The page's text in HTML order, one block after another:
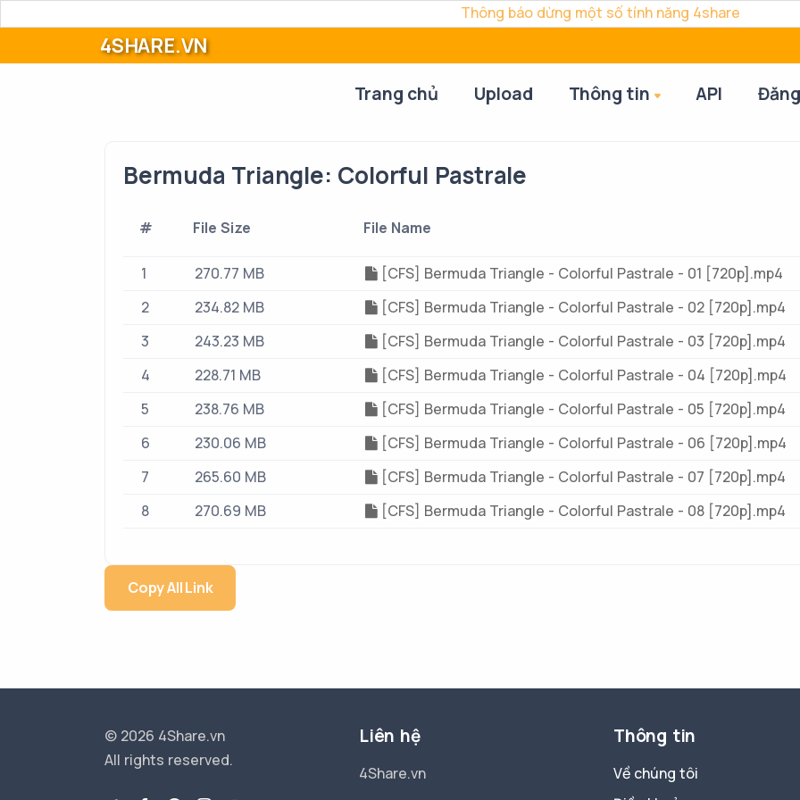
Thông báo dừng một số tính năng 4share
4SHARE.VN
Trang chủ Upload Thông tin API
Bermuda Triangle: Colorful Pastrale
# File Size File Name
1 270.77 MB
[CFS] Bermuda Triangle - Colorful Pastrale - 01 [720p].mp4
2
234.82 MB
[CFS] Bermuda Triangle - Colorful Pastrale - 02 [720p].mp4
3
243.23 MB
[CFS] Bermuda Triangle - Colorful Pastrale - 03 [720p].mp4
4
228.71 MB
[CFS] Bermuda Triangle - Colorful Pastrale - 04 [720p].mp4
5
238.76 MB
[CFS] Bermuda Triangle - Colorful Pastrale - 05 [720p].mp4
6
230.06 MB
[CFS] Bermuda Triangle - Colorful Pastrale - 06 [720p].mp4
7
265.60 MB
[CFS] Bermuda Triangle - Colorful Pastrale - 07 [720p].mp4
8
270.69 MB [CFS] Bermuda Triangle - Colorful Pastrale - 08 [720p].mp4
Copy All Link
© 2026 4Share.vn
All rights reserved.
Liên hệ
4Share.vn
Thông tin
Về chúng tôi